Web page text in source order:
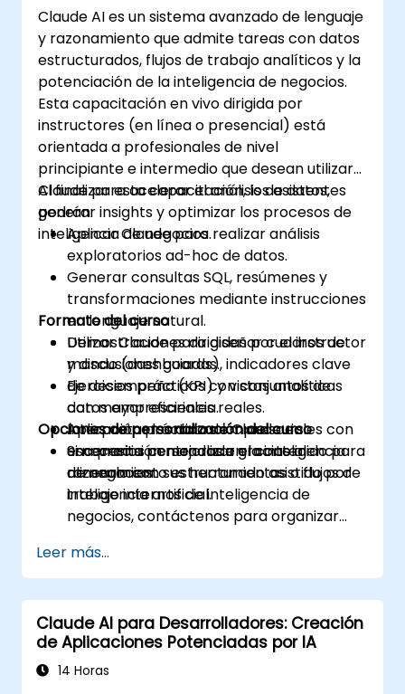
Claude AI es un sistema avanzado de lenguaje
y razonamiento que admite tareas con datos
estructurados, flujos de trabajo analíticos y la
potenciación de la inteligencia de negocios.
Esta capacitación en vivo dirigida por
instructores (en línea o presencial) está
orientada a profesionales de nivel
principiante e intermedio que desean utilizar
Claude para acelerar el análisis de datos,
generar insights y optimizar los procesos de
inteligencia de negocios.
Al finalizar esta capacitación, los asistentes
podrán:
Aplicar Claude para realizar análisis
exploratorios ad-hoc de datos.
Generar consultas SQL, resúmenes y
transformaciones mediante instrucciones
en lenguaje natural.
Utilizar Claude para diseñar cuadros de
mando (dashboards), indicadores clave
de desempeño (KPI) y vistas analíticas
con mayor eficiencia.
Interpretar los datos empresariales con
una precisión mejorada gracias al
razonamiento estructurado asistido por
inteligencia artificial.
Formato del curso
Demostraciones dirigidas por el instructor
y discusiones guiadas.
Ejercicios prácticos con conjuntos de
datos empresariales reales.
Aplicación práctica de Claude en
escenarios centrados en la inteligencia
de negocios.
Opciones de personalización del curso
Si necesita personalizar el contenido para
alinearlo con sus herramientas o flujos de
trabajo internos de inteligencia de
negocios, contáctenos para organizar
Leer más...
Claude AI para Desarrolladores: Creación
de Aplicaciones Potenciadas por IA
14 Horas